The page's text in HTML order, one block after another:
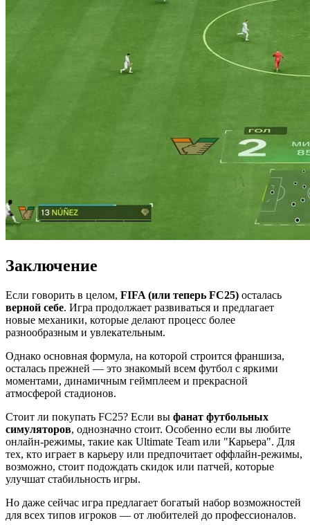
Заключение
Если говорить в целом, FIFA (или теперь FC25) осталась
верной себе. Игра продолжает развиваться и предлагает
новые механики, которые делают процесс более
разнообразным и увлекательным.
Однако основная формула, на которой строится франшиза,
осталась прежней — это знакомый всем футбол с яркими
моментами, динамичным геймплеем и прекрасной
атмосферой стадионов.
Стоит ли покупать FC25? Если вы фанат футбольных
симуляторов, однозначно стоит. Особенно если вы любите
онлайн-режимы, такие как Ultimate Team или "Карьера". Для
тех, кто играет в карьеру или предпочитает оффлайн-режимы,
возможно, стоит подождать скидок или патчей, которые
улучшат стабильность игры.
Но даже сейчас игра предлагает богатый набор возможностей
для всех типов игроков — от любителей до профессионалов.